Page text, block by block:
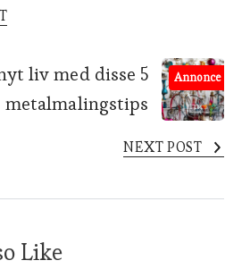
Annonce
liv med disse 5
metalmalingstips
NEXT POST
Like